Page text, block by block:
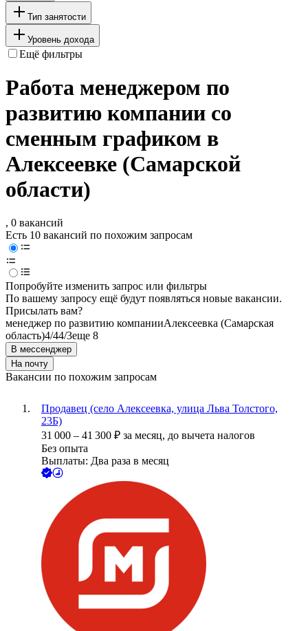
Тип занятости
Уровень дохода
Ещё фильтры
Работа менеджером по
развитию компании со
сменным графиком в
Алексеевке (Самарской
области)
, 0 вакансий
Есть 10 вакансий по похожим запросам
Попробуйте изменить запрос или фильтры
По вашему запросу ещё будут появляться новые вакансии.
Присылать вам?
менеджер по развитию компанииАлексеевка (Самарская
область)4/44/3еще 8
В мессенджер
На почту
Вакансии по похожим запросам
Продавец (село Алексеевка, улица Льва Толстого,
23Б)
31 000 – 41 300 ₽ за месяц, до вычета налогов
Без опыта
Выплаты: Два раза в месяц